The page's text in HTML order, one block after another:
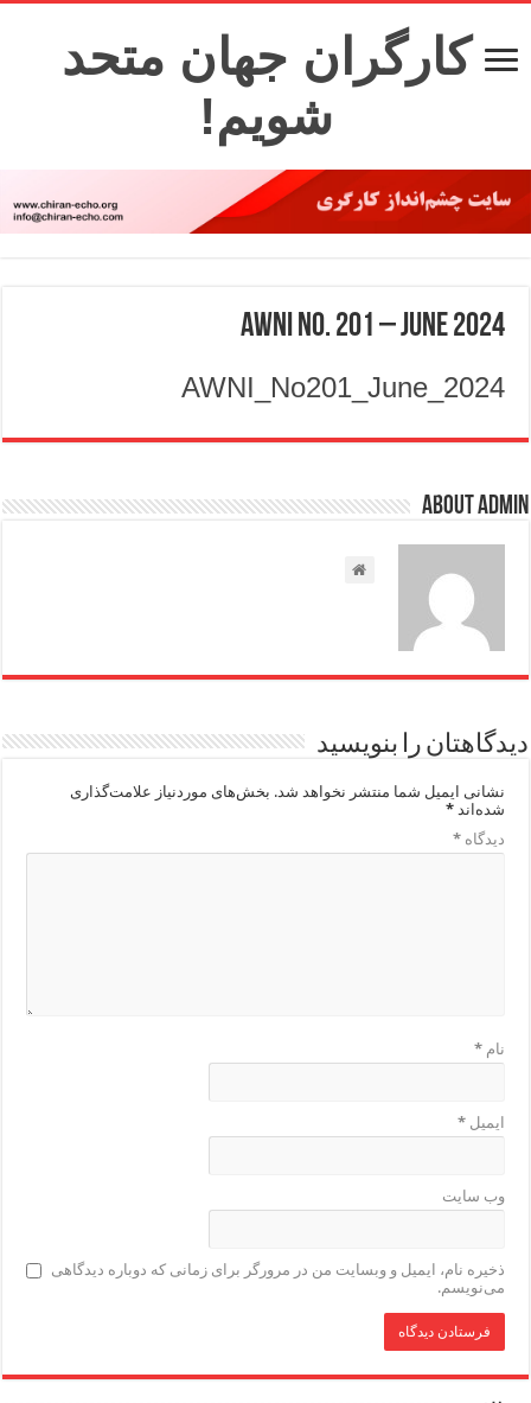
کارگران جهان متحد
شویم!
AWNI No. 201 – JUNE 2024
AWNI_No201_June_2024
About admin
دیدگاهتان را بنویسید
نشانی ایمیل شما منتشر نخواهد شد. بخش‌های موردنیاز علامت‌گذاری
شده‌اند*
دیدگاه*
نام*
ایمیل*
وب‌ سایت
ذخیره نام، ایمیل و وبسایت من در مرورگر برای زمانی که دوباره دیدگاهی
می‌نویسم.